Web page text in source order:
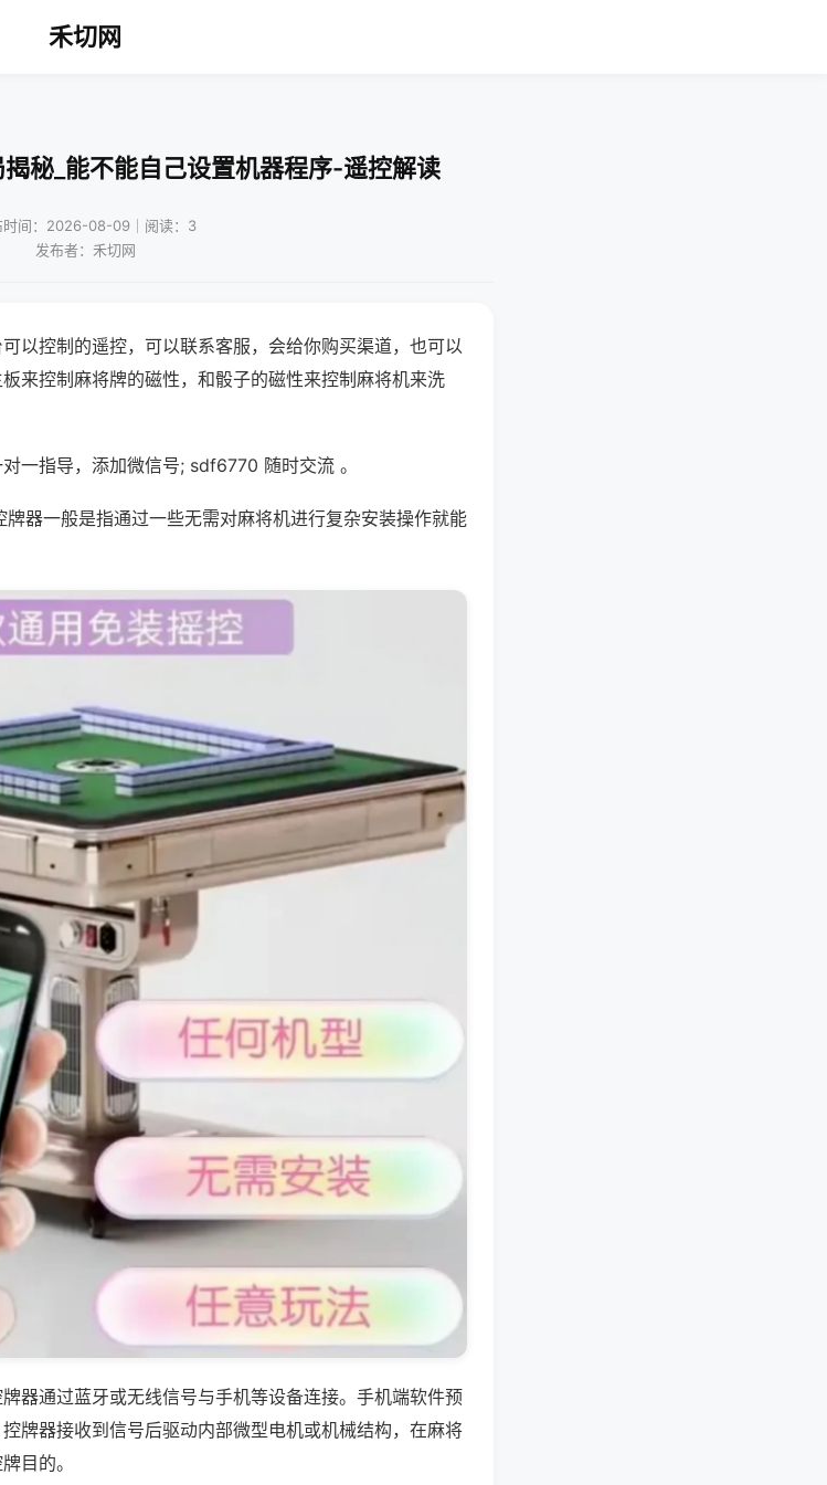
禾切网
秘_能不能自己设置机器程序-遥控解读
时间：2026-08-09｜阅读：3
发布者：禾切网
以控制的遥控，可以联系客服，会给你购买渠道，也可以
来控制麻将牌的磁性，和骰子的磁性来控制麻将机来洗
一指导，添加微信号; sdf6770 随时交流 。
器一般是指通过一些无需对麻将机进行复杂安装操作就能
器通过蓝牙或无线信号与手机等设备连接。手机端软件预
牌器接收到信号后驱动内部微型电机或机械结构，在麻将
目的。